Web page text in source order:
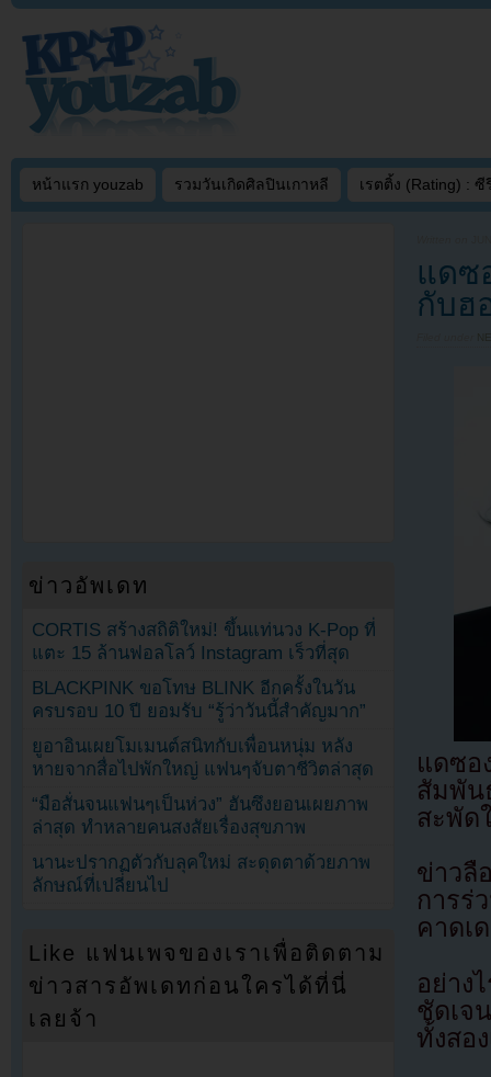
หน้าแรก youzab รวมวันเกิดศิลปินเกาหลี เรตติ้ง (Rating) : ซี
แดซ
กับฮ
แดซอ
สัมพัน
สะพัด
ข่าวลื
การร่
คาดเ
อย่าง
ชัดเจ
ทั้งสอ
ข่าวอัพเดท
CORTIS สร้างสถิติใหม่! ขึ้นแท่นวง K-Pop ที่
แตะ 15 ล้านฟอลโลว์ Instagram เร็วที่สุด
BLACKPINK ขอโทษ BLINK อีกครั้งในวัน
ครบรอบ 10 ปี ยอมรับ “รู้ว่าวันนี้สำคัญมาก”
ยูอาอินเผยโมเมนต์สนิทกับเพื่อนหนุ่ม หลัง
หายจากสื่อไปพักใหญ่ แฟนๆจับตาชีวิตล่าสุด
“มือสั่นจนแฟนๆเป็นห่วง” ฮันซึงยอนเผยภาพ
ล่าสุด ทำหลายคนสงสัยเรื่องสุขภาพ
นานะปรากฏตัวกับลุคใหม่ สะดุดตาด้วยภาพ
ลักษณ์ที่เปลี่ยนไป
Like แฟนเพจของเราเพื่อติดตาม
ข่าวสารอัพเดทก่อนใครได้ที่นี่
เลยจ้า